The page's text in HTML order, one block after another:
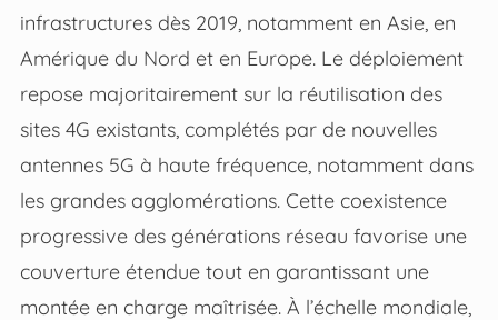
infrastructures dès 2019, notamment en Asie, en
Amérique du Nord et en Europe. Le déploiement
repose majoritairement sur la réutilisation des
sites 4G existants, complétés par de nouvelles
antennes 5G à haute fréquence, notamment dans
les grandes agglomérations. Cette coexistence
progressive des générations réseau favorise une
couverture étendue tout en garantissant une
montée en charge maîtrisée. À l’échelle mondiale,